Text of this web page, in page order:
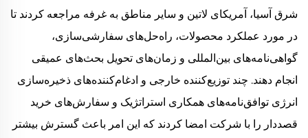
شرق آسیا، آمریکای لاتین و سایر مناطق به غرفه مراجعه کردند تا
در مورد عملکرد محصولات، راه‌حل‌های سفارشی‌سازی،
گواهی‌نامه‌های بین‌المللی و زمان‌های تحویل بحث‌های عمیقی
انجام دهند. چند توزیع‌کننده خارجی و ادغام‌کننده‌های ذخیره‌سازی
انرژی توافق‌نامه‌های همکاری استراتژیک و سفارش‌های خرید
قصد‌دار را با شرکت امضا کردند که این امر باعث گسترش بیشتر